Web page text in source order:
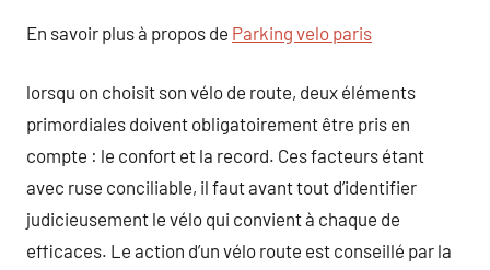
En savoir plus à propos de Parking velo paris
lorsqu on choisit son vélo de route, deux éléments
primordiales doivent obligatoirement être pris en
compte : le confort et la record. Ces facteurs étant
avec ruse conciliable, il faut avant tout d’identifier
judicieusement le vélo qui convient à chaque de
efficaces. Le action d’un vélo route est conseillé par la